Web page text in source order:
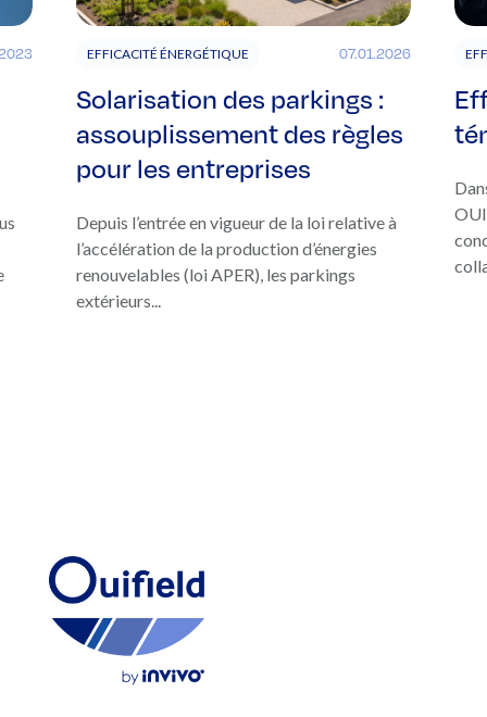
EFFICACITÉ ÉNERGÉTIQUE 07.01.2026
Solarisation des parkings :
assouplissement des règles
pour les entreprises
Depuis l’entrée en vigueur de la loi relative à
l’accélération de la production d’énergies
renouvelables (loi APER), les parkings
extérieurs...